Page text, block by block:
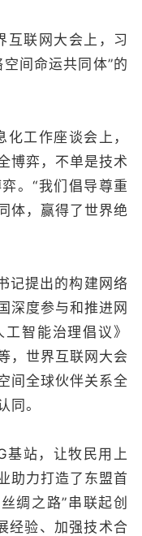
联网大会上，习
间命运共同体”的
工作座谈会上，
博弈，不单是技术
。“我们倡导尊重
体，赢得了世界绝
提出的构建网络
深度参与和推进网
智能治理倡议》
，世界互联网大会
间全球伙伴关系全
同。
站，让牧民用上
助力打造了东盟首
绸之路”串联起创
经验、加强技术合